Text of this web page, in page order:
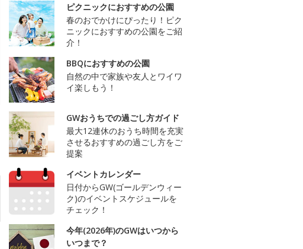
ピクニックにおすすめの公園
春のおでかけにぴったり！ピク
ニックにおすすめの公園をご紹
介！
BBQにおすすめの公園
自然の中で家族や友人とワイワ
イ楽しもう！
GWおうちでの過ごし方ガイド
最大12連休のおうち時間を充実
させるおすすめの過ごし方をご
提案
イベントカレンダー
日付からGW(ゴールデンウィー
ク)のイベントスケジュールを
チェック！
今年(2026年)のGWはいつから
いつまで？